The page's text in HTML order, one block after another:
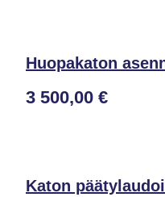
Huopakaton
3 500,00 €
Katon